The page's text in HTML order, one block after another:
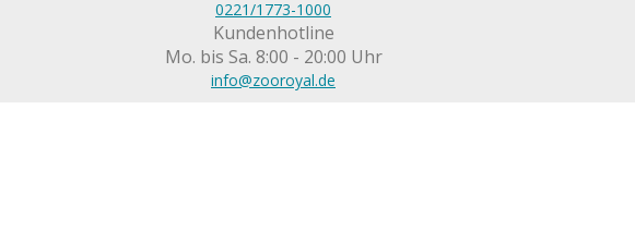
0221/1773-1000
Kundenhotline
Mo. bis Sa. 8:00 - 20:00 Uhr
info@zooroyal.de